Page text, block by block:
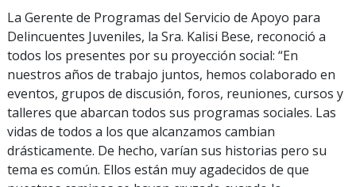
La Gerente de Programas del Servicio de Apoyo para
Delincuentes Juveniles, la Sra. Kalisi Bese, reconoció a
todos los presentes por su proyección social: “En
nuestros años de trabajo juntos, hemos colaborado en
eventos, grupos de discusión, foros, reuniones, cursos y
talleres que abarcan todos sus programas sociales. Las
vidas de todos a los que alcanzamos cambian
drásticamente. De hecho, varían sus historias pero su
tema es común. Ellos están muy agadecidos de que